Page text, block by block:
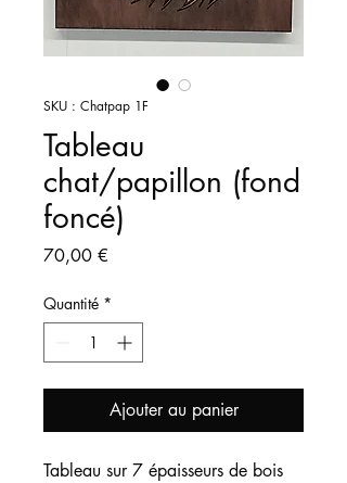
SKU : Chatpap 1F
Tableau
chat/papillon (fond
foncé)
70,00 €
Quantité *
Ajouter au panier
Tableau sur 7 épaisseurs de bois